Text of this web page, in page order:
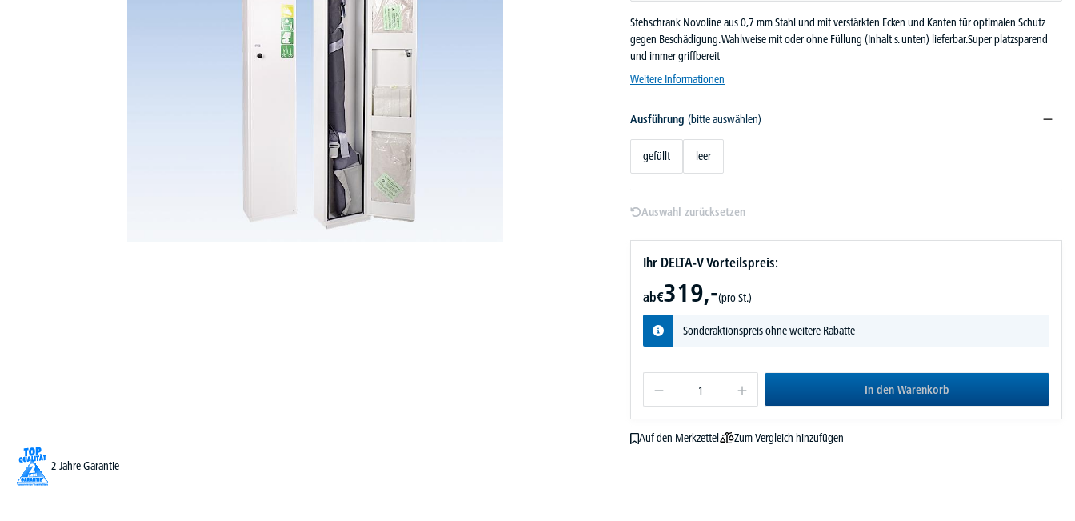
Stehschrank Novoline aus 0,7 mm Stahl und mit verstärkten Ecken und Kanten für optimalen Schutz
gegen Beschädigung. Wahlweise mit oder ohne Füllung (Inhalt s. unten) lieferbar.Super platzsparend
und immer griffbereit
Weitere Informationen
Ausführung (bitte auswählen)
gefüllt leer
Auswahl zurücksetzen
Ihr DELTA-V Vorteilspreis:
ab€319,-(pro St.)
Sonderaktionspreis ohne weitere Rabatte
In den Warenkorb
Auf den Merkzettel
Zum Vergleich hinzufügen
2 Jahre Garantie